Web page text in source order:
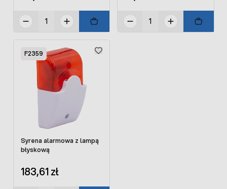
F2359
Syrena alarmowa z lampą
błyskową
183,61 zł